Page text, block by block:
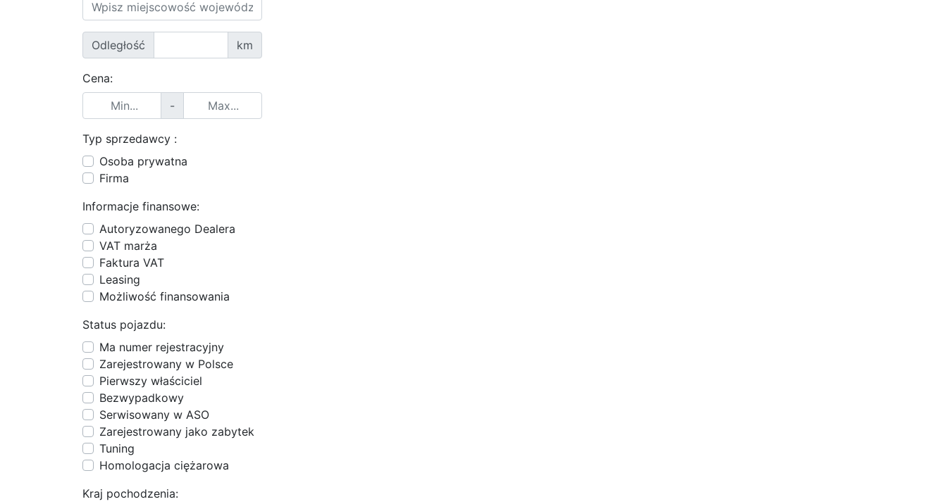
Odległość km
Cena:
-
Typ sprzedawcy :
Osoba prywatna
Firma
Informacje finansowe:
Autoryzowanego Dealera
VAT marża
Faktura VAT
Leasing
Możliwość finansowania
Status pojazdu:
Ma numer rejestracyjny
Zarejestrowany w Polsce
Pierwszy właściciel
Bezwypadkowy
Serwisowany w ASO
Zarejestrowany jako zabytek
Tuning
Homologacja ciężarowa
Kraj pochodzenia: